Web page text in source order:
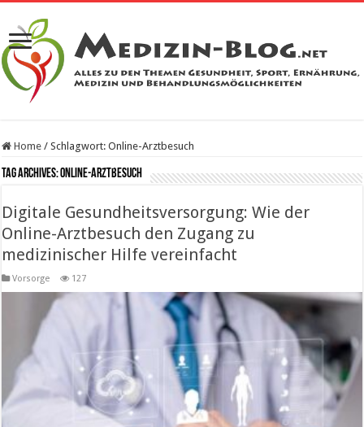
Home / Schlagwort:Online-Arztbesuch
Tag Archives:Online-Arztbesuch
Digitale Gesundheitsversorgung: Wie der
Online-Arztbesuch den Zugang zu
medizinischer Hilfe vereinfacht
Vorsorge 127